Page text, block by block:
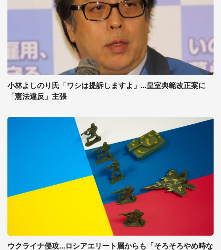
小林よしのり氏「ワシは提訴しますよ」...皇室典範改正案に
「憲法違反」主張
ウクライナ侵攻...ロシアエリート層からも「そろそろやめ時な